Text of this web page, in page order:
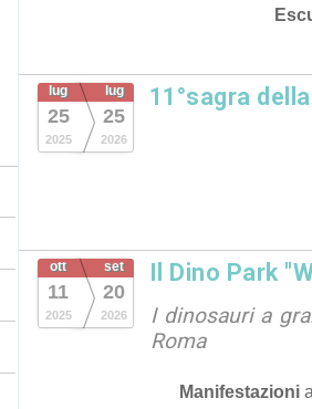
lug
25
2025
lug
25
2026
11°sagra
ott
11
2025
set
20
2026
Il Dino Park
I dinosauri a
Roma
Manifestazioni